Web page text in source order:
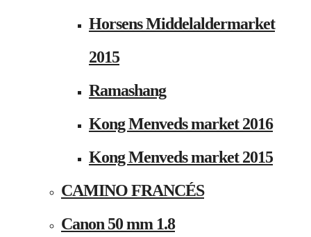
Horsens Middelaldermarket
2015
Ramashang
Kong Menveds market 2016
Kong Menveds market 2015
CAMINO FRANCÉS
Canon 50 mm 1.8